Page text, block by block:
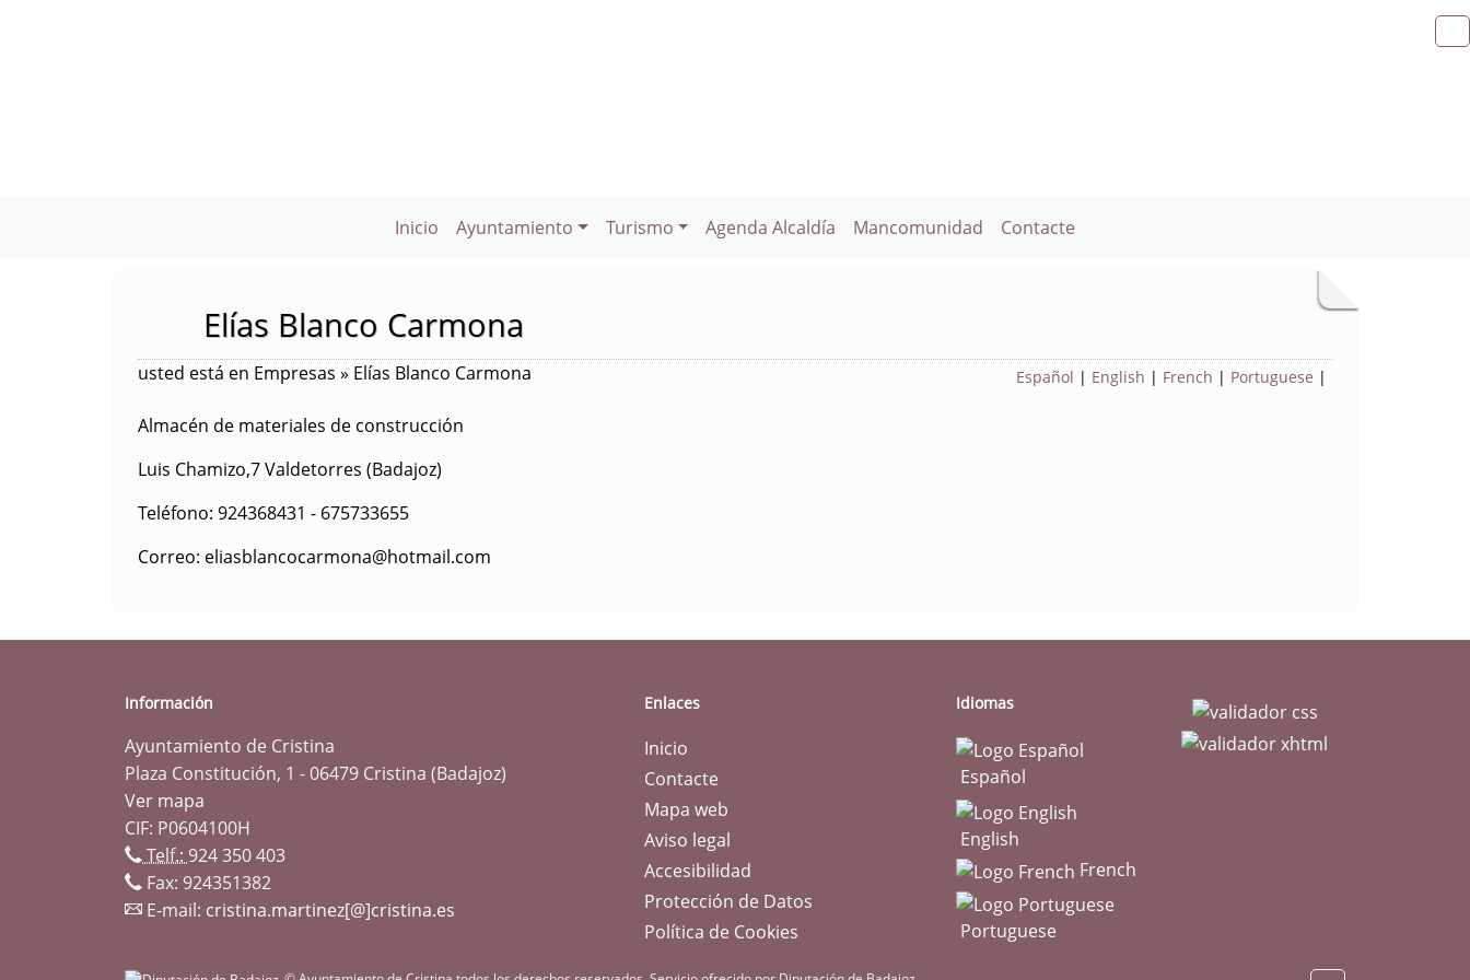
Inicio Ayuntamiento Turismo Agenda Alcaldía Mancomunidad Contacte
Elías Blanco Carmona
Español | English | French | Portuguese |
usted está en Empresas » Elías Blanco Carmona
Almacén de materiales de construcción
Luis Chamizo,7 Valdetorres (Badajoz)
Teléfono: 924368431 - 675733655
Correo: eliasblancocarmona@hotmail.com
Información
Ayuntamiento de Cristina
Plaza Constitución, 1 - 06479 Cristina (Badajoz)
Ver mapa
CIF: P0604100H
Telf.: 924 350 403
Fax: 924351382
E-mail: cristina.martinez[@]cristina.es
Enlaces
Inicio
Contacte
Mapa web
Aviso legal
Accesibilidad
Protección de Datos
Política de Cookies
Idiomas
Español
English
French
Portuguese